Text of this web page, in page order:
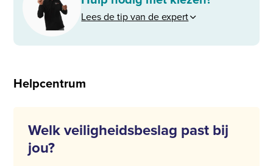
Lees de tip van de expert
Helpcentrum
Welk veiligheidsbeslag past bij
jou?